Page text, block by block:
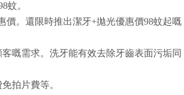
蚊。
價。還限時推出潔牙+拋光優惠價98蚊起嘅
嘅需求。洗牙能有效去除牙齒表面污垢同
拍片費等。